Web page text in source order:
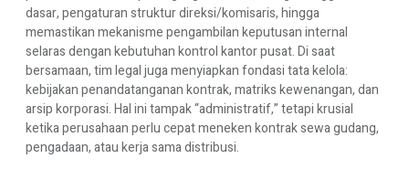
dasar, pengaturan struktur direksi/komisaris, hingga
memastikan mekanisme pengambilan keputusan internal
selaras dengan kebutuhan kontrol kantor pusat. Di saat
bersamaan, tim legal juga menyiapkan fondasi tata kelola:
kebijakan penandatanganan kontrak, matriks kewenangan, dan
arsip korporasi. Hal ini tampak “administratif,” tetapi krusial
ketika perusahaan perlu cepat meneken kontrak sewa gudang,
pengadaan, atau kerja sama distribusi.